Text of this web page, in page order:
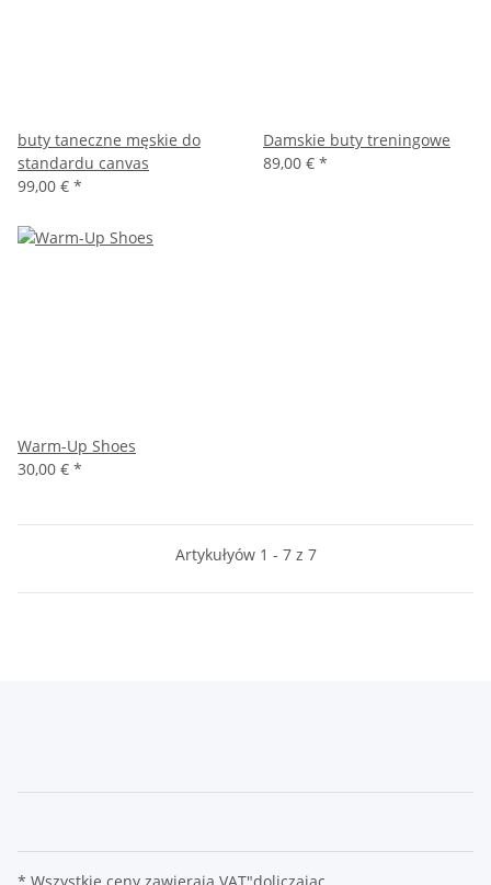
buty taneczne męskie do
standardu canvas
99,00 € *
Damskie buty treningowe
89,00 € *
Warm-Up Shoes
30,00 € *
Artykułyów 1 - 7 z 7